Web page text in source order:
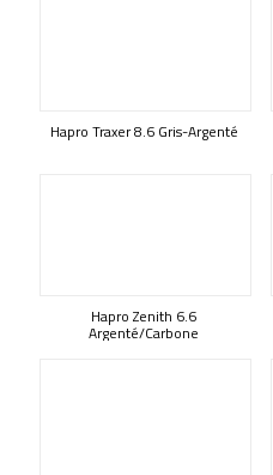
Hapro Traxer 8.6 Gris-Argenté
Hapro Zenith 6.6
Argenté/Carbone